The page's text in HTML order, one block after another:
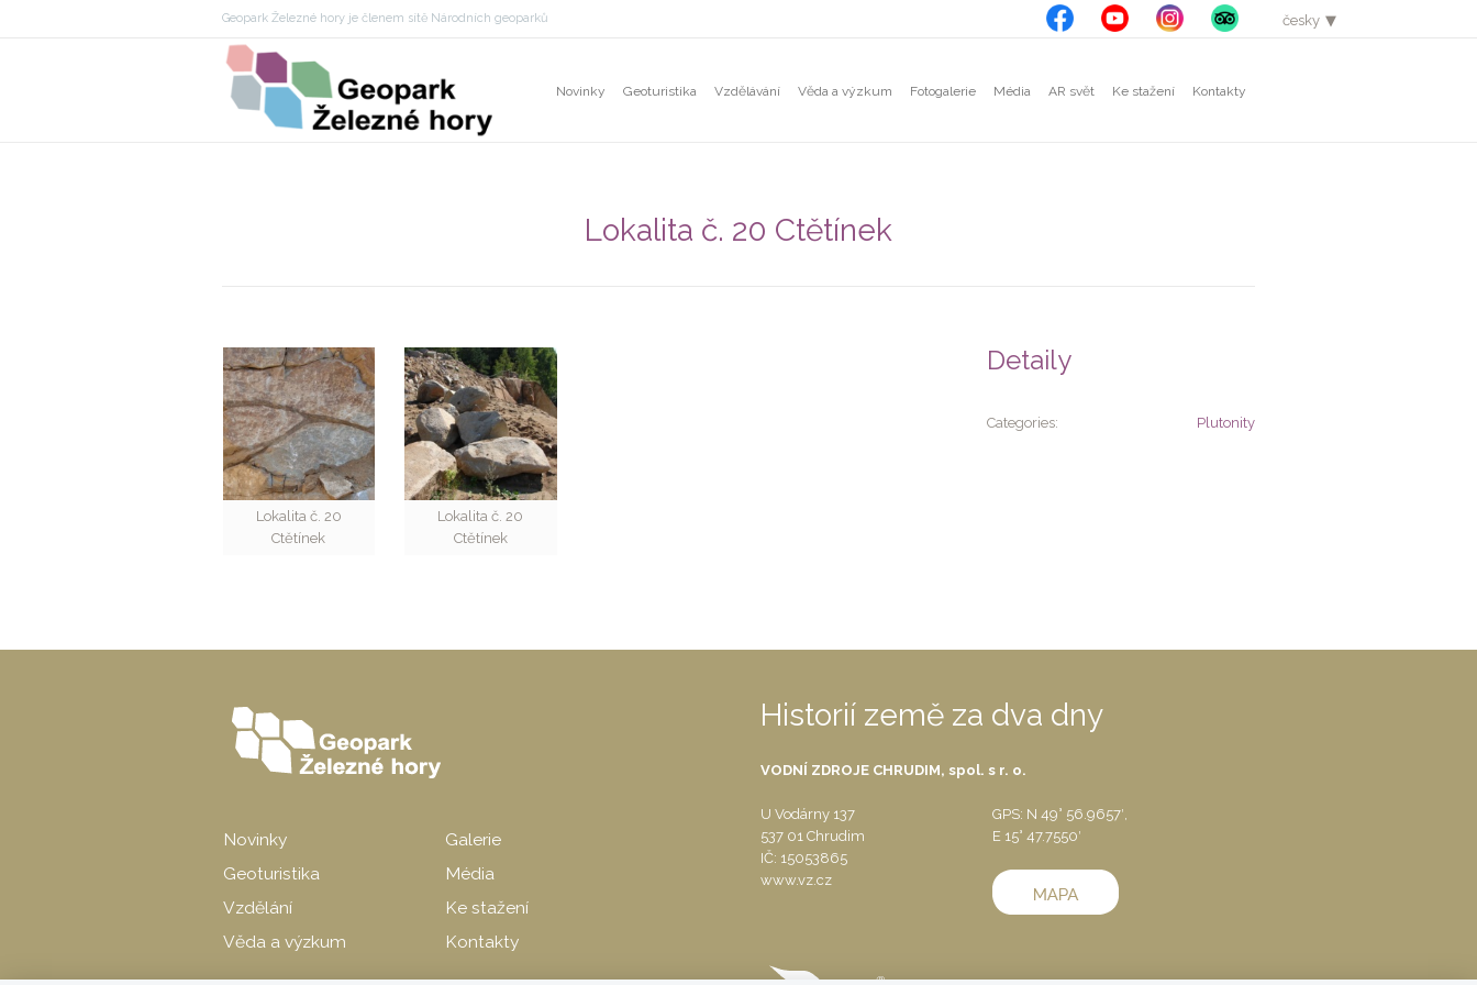
Geopark Železné hory je členem sítě Národních geoparků
česky
Novinky Geoturistika Vzdělávání Věda a výzkum Fotogalerie Média AR svět Ke stažení Kontakty
Lokalita č. 20 Ctětínek
Lokalita č. 20
Ctětínek
Lokalita č. 20
Ctětínek
Detaily
Categories: Plutonity
Novinky
Geoturistika
Vzdělání
Věda a výzkum
Galerie
Média
Ke stažení
Kontakty
Historií země za dva dny
VODNÍ ZDROJE CHRUDIM, spol. s r. o.
U Vodárny 137
537 01 Chrudim
IČ: 15053865
www.vz.cz
GPS: N 49° 56.9657′,
E 15° 47.7550′